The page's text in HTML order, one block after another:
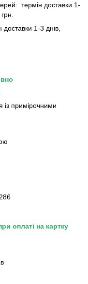
термін доставки 1-
1-3 днів,
із примірочними
оплаті на картку